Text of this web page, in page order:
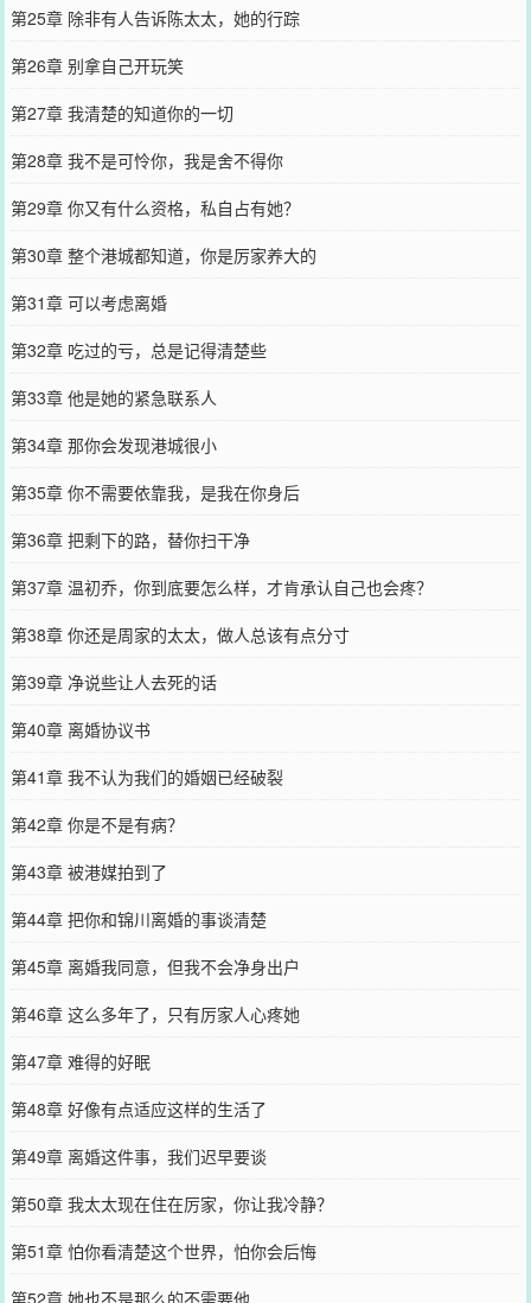
第25章 除非有人告诉陈太太，她的行踪
第26章 别拿自己开玩笑
第27章 我清楚的知道你的一切
第28章 我不是可怜你，我是舍不得你
第29章 你又有什么资格，私自占有她？
第30章 整个港城都知道，你是厉家养大的
第31章 可以考虑离婚
第32章 吃过的亏，总是记得清楚些
第33章 他是她的紧急联系人
第34章 那你会发现港城很小
第35章 你不需要依靠我，是我在你身后
第36章 把剩下的路，替你扫干净
第37章 温初乔，你到底要怎么样，才肯承认自己也会疼？
第38章 你还是周家的太太，做人总该有点分寸
第39章 净说些让人去死的话
第40章 离婚协议书
第41章 我不认为我们的婚姻已经破裂
第42章 你是不是有病？
第43章 被港媒拍到了
第44章 把你和锦川离婚的事谈清楚
第45章 离婚我同意，但我不会净身出户
第46章 这么多年了，只有厉家人心疼她
第47章 难得的好眠
第48章 好像有点适应这样的生活了
第49章 离婚这件事，我们迟早要谈
第50章 我太太现在住在厉家，你让我冷静？
第51章 怕你看清楚这个世界，怕你会后悔
第52章 她也不是那么的不需要他